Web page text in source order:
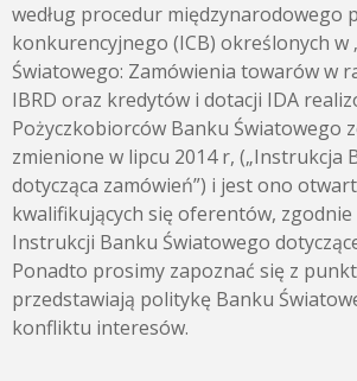
według procedur międzynarodowego
konkurencyjnego (ICB) określonych w
Światowego: Zamówienia towarów w
IBRD oraz kredytów i dotacji IDA
Pożyczkobiorców Banku Światowego
zmienione w lipcu 2014 r, („Instrukcja
dotycząca zamówień”) i jest ono
kwalifikujących się oferentów, zgodnie
Instrukcji Banku Światowego
Ponadto prosimy zapoznać się z
przedstawiają politykę Banku
konfliktu interesów.